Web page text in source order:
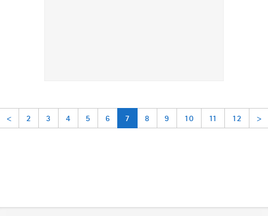
< 2 3 4 5 6 7 8 9 10 11 12 >